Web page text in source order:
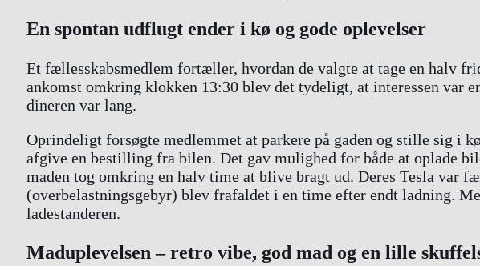
En spontan udflugt ender i kø og gode oplevelser
Et fællesskabsmedlem fortæller, hvordan de valgte at tage en halv
ankomst omkring klokken 13:30 blev det tydeligt, at interessen var
dineren var lang.
Oprindeligt forsøgte medlemmet at parkere på gaden og stille sig i
afgive en bestilling fra bilen. Det gav mulighed for både at oplade
maden tog omkring en halv time at blive bragt ud. Deres Tesla var
(overbelastningsgebyr) blev frafaldet i en time efter endt ladning.
ladestanderen.
Maduplevelsen – retro vibe, god mad og en lille